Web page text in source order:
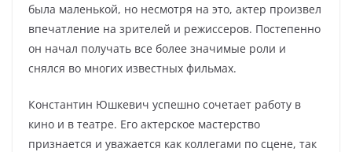
была маленькой, но несмотря на это, актер произвел
впечатление на зрителей и режиссеров. Постепенно
он начал получать все более значимые роли и
снялся во многих известных фильмах.
Константин Юшкевич успешно сочетает работу в
кино и в театре. Его актерское мастерство
признается и уважается как коллегами по сцене, так